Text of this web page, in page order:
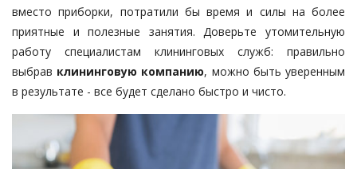
вместо приборки, потратили бы время и силы на более
приятные и полезные занятия. Доверьте утомительную
работу специалистам клининговых служб: правильно
выбрав клининговую компанию, можно быть уверенным
в результате - все будет сделано быстро и чисто.